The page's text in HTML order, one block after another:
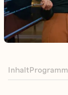
InhaltProgramm